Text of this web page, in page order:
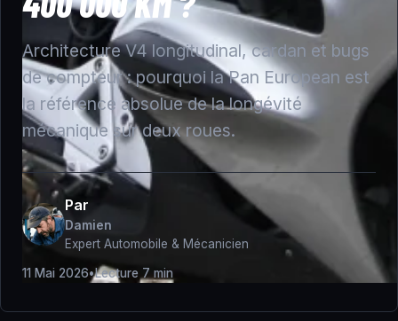
Architecture V4 longitudinal, cardan et bugs
de compteur : pourquoi la Pan European est
la référence absolue de la longévité
mécanique sur deux roues.
Par
Damien
Expert Automobile & Mécanicien
11 Mai 2026•Lecture 7 min